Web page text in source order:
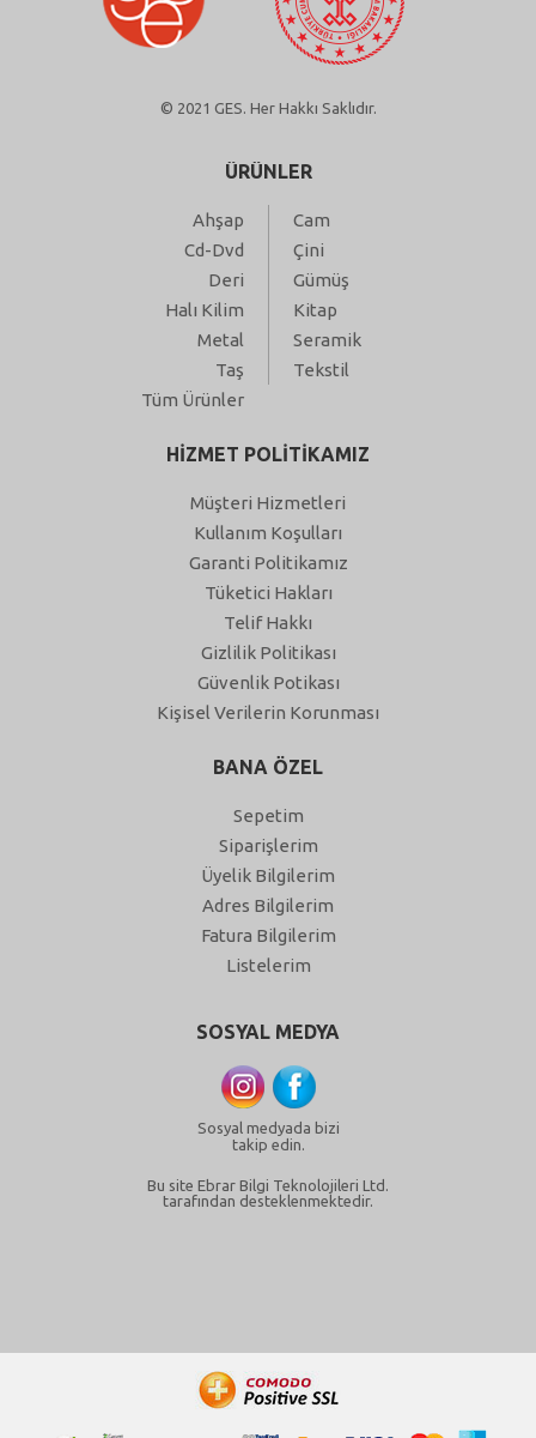
© 2021 GES. Her Hakkı Saklıdır.
ÜRÜNLER
Ahşap
Cam
Cd-Dvd
Çini
Deri
Gümüş
Halı Kilim
Kitap
Metal
Seramik
Taş
Tekstil
Tüm Ürünler
HİZMET POLİTİKAMIZ
Müşteri Hizmetleri
Kullanım Koşulları
Garanti Politikamız
Tüketici Hakları
Telif Hakkı
Gizlilik Politikası
Güvenlik Potikası
Kişisel Verilerin Korunması
BANA ÖZEL
Sepetim
Siparişlerim
Üyelik Bilgilerim
Adres Bilgilerim
Fatura Bilgilerim
Listelerim
SOSYAL MEDYA
Sosyal medyada bizi
takip edin.
Bu site Ebrar Bilgi Teknolojileri Ltd.
tarafından desteklenmektedir.